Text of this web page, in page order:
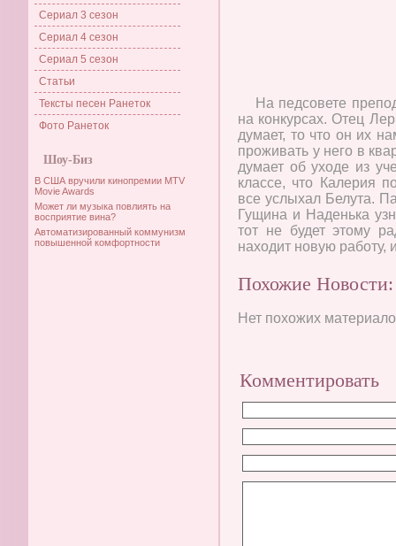
Сериал 3 сезон
Сериал 4 сезон
Сериал 5 сезон
Статьи
Тексты песен Ранеток
Фото Ранеток
Шоу-Биз
В США вручили кинопремии MTV
Movie Awards
Может ли музыка повлиять на
восприятие вина?
Автоматизированный коммунизм
повышенной комфортности
На педсовете
на конкурсах. Отец
думает, то что он их
проживать у него в
думает об уходе из
классе, что Калерия
все услыхал Белута.
Гущина и Наденька
тот не будет этому
находит новую работу,
Похожие Новости:
Нет похожих
Комментировать